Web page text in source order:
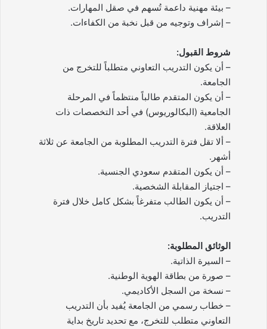
– بيئة مهنية داعمة تُسهم في صقل المهارات.
– إشراف وتوجيه من قبل نخبة من الكفاءات.
شروط القبول:
– أن يكون التدريب التعاوني متطلباً للتخرج من
الجامعة.
– أن يكون المتقدم طالباً منتظماً في المرحلة
الجامعية (البكالوريوس) في أحد التخصصات ذات
العلاقة.
– ألا تقل فترة التدريب المطلوبة من الجامعة عن ثلاثة
أشهر.
– أن يكون المتقدم سعودي الجنسية.
– اجتياز المقابلة الشخصية.
– أن يكون الطالب متفرغاً بشكل كامل خلال فترة
التدريب.
الوثائق المطلوبة:
– السيرة الذاتية.
– صورة من بطاقة الهوية الوطنية.
– نسخة من السجل الأكاديمي.
– خطاب رسمي من الجامعة يُفيد بأن التدريب
التعاوني متطلب للتخرج، مع تحديد تاريخ بداية